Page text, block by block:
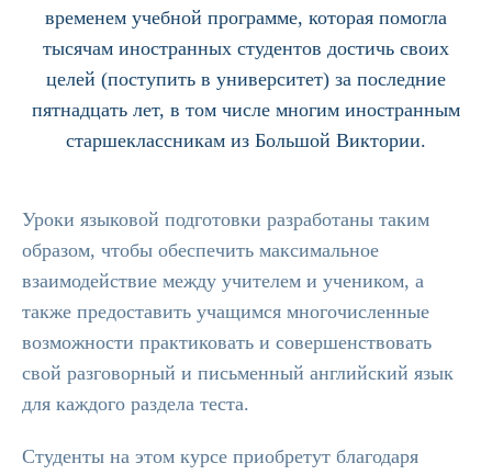
временем учебной программе, которая помогла
тысячам иностранных студентов достичь своих
целей (поступить в университет) за последние
пятнадцать лет, в том числе многим иностранным
старшеклассникам из Большой Виктории.
Уроки языковой подготовки разработаны таким
образом, чтобы обеспечить максимальное
взаимодействие между учителем и учеником, а
также предоставить учащимся многочисленные
возможности практиковать и совершенствовать
свой разговорный и письменный английский язык
для каждого раздела теста.
Студенты на этом курсе приобретут благодаря